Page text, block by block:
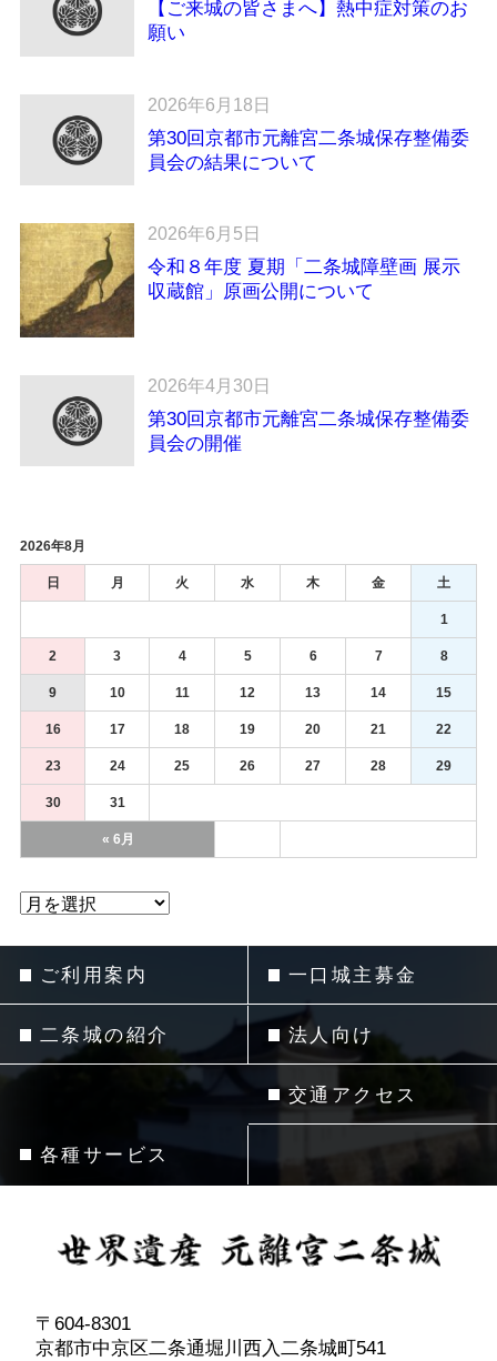
【ご来城の皆さまへ】熱中症対策のお
願い
2026年6月18日
第30回京都市元離宮二条城保存整備委
員会の結果について
2026年6月5日
令和８年度 夏期「二条城障壁画 展示
収蔵館」原画公開について
2026年4月30日
第30回京都市元離宮二条城保存整備委
員会の開催
2026年8月
日 月 火 水 木 金 土
« 6月
1
2 3 4 5 6 7 8
9 10 11 12 13 14 15
16 17 18 19 20 21 22
23 24 25 26 27 28 29
30 31
ご利用案内
二条城の紹介
各種サービス
一口城主募金
法人向け
交通アクセス
〒604-8301
京都市中京区二条通堀川西入二条城町541